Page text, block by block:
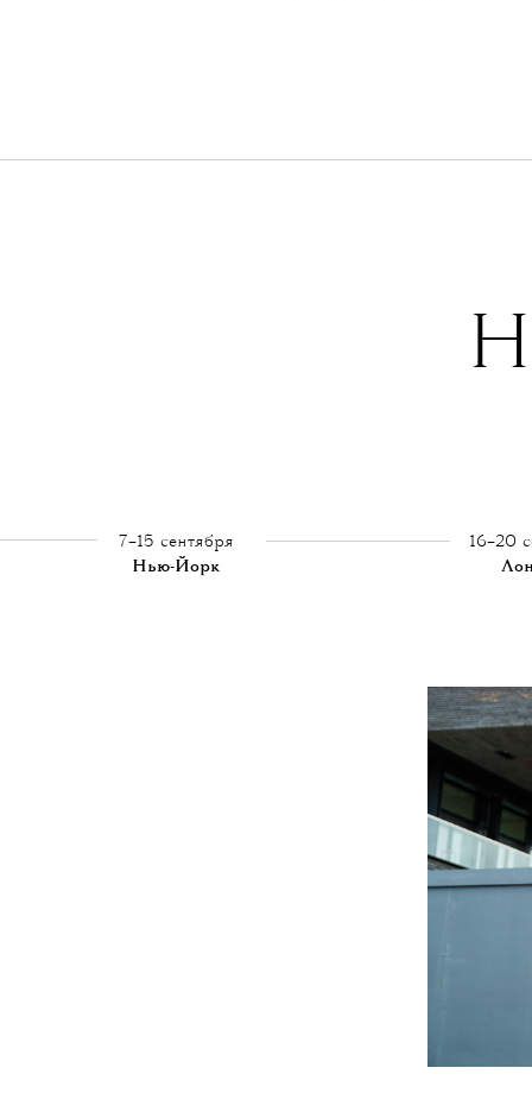
7–15 сентября
Нью-Йорк
16–20